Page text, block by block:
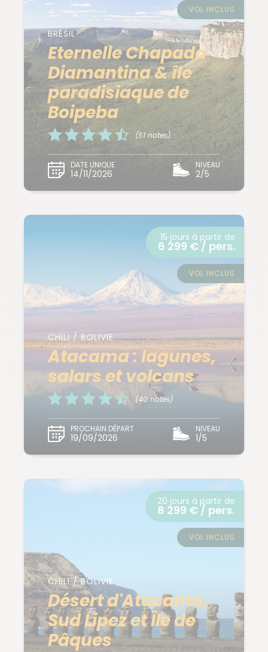
BRÉSIL
Eternelle Chapada
Diamantina & île
paradisiaque de
Boipeba
(51 notes)
DATE UNIQUE
14/11/2026
NIVEAU
2/5
VOL INCLUS
CHILI / BOLIVIE
Atacama : lagunes,
salars et volcans
(40 notes)
PROCHAIN DÉPART
19/09/2026
NIVEAU
1/5
15 jours à partir de
6 299 € / pers.
VOL INCLUS
CHILI / BOLIVIE
Désert d'Atacama,
Sud Lipez et Île de
Pâques
20 jours à partir de
8 299 € / pers.
VOL INCLUS